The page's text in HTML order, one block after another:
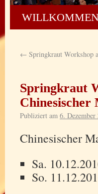
← Springkraut Workshop
Springkraut
Chinesischer
Publiziert am 6. Dezember
Chinesischer
Sa.
So.